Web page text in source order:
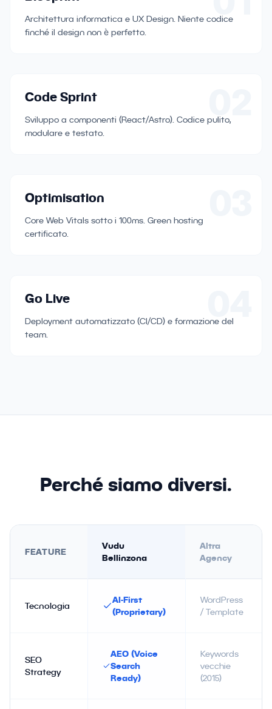
Architettura informatica e UX Design. Niente codice
finché il design non è perfetto.
Code Sprint
Sviluppo a componenti (React/Astro). Codice pulito,
modulare e testato.
Optimisation
Core Web Vitals sotto i 100ms. Green hosting
certificato.
Go Live
Deployment automatizzato (CI/CD) e formazione del
team.
Perché siamo diversi.
FEATURE
Vudu
Bellinzona
Altra
Agency
Tecnologia
AI-First
(Proprietary)
WordPress
/ Template
SEO
Strategy
AEO (Voice
Search
Ready)
Keywords
vecchie
(2015)